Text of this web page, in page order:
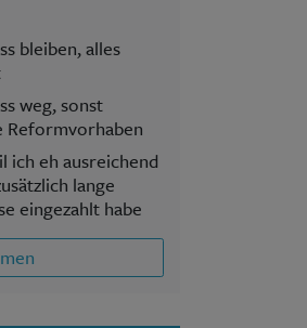
bleiben, alles
weg, sonst
ich eh ausreichend
lange
eingezahlt habe